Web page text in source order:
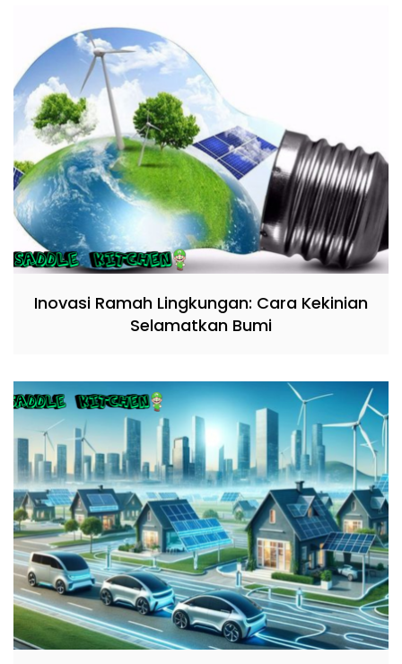
Inovasi Ramah Lingkungan: Cara Kekinian
Selamatkan Bumi